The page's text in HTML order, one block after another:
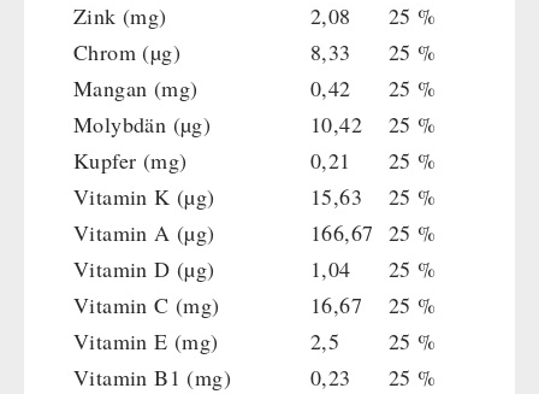
Zink (mg)
2,08
25 %
Chrom (µg)
8,33
25 %
Mangan (mg)
0,42
25 %
Molybdän (µg)
10,42
25 %
Kupfer (mg)
0,21
25 %
Vitamin K (µg)
15,63
25 %
Vitamin A (µg)
166,67 25 %
Vitamin D (µg)
1,04
25 %
Vitamin C (mg)
16,67
25 %
Vitamin E (mg)
2,5
25 %
Vitamin B1 (mg)
0,23
25 %